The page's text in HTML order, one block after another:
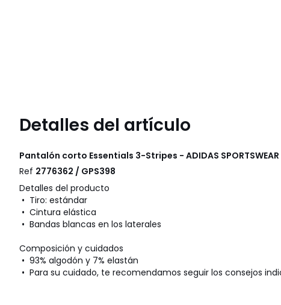
Detalles del artículo
Pantalón corto Essentials 3-Stripes - ADIDAS SPORTSWEAR
Ref 2776362 / GPS398
Detalles del producto
• Tiro: estándar
• Cintura elástica
• Bandas blancas en los laterales
Composición y cuidados
• 93% algodón y 7% elastán
• Para su cuidado, te recomendamos seguir los consejos